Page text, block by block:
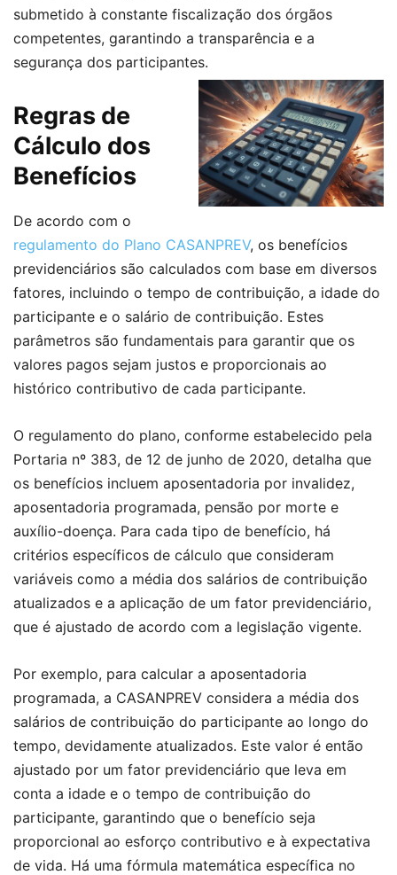
submetido à constante fiscalização dos órgãos
competentes, garantindo a transparência e a
segurança dos participantes.
Regras de
Cálculo dos
Benefícios
De acordo com o
regulamento do Plano CASANPREV, os benefícios
previdenciários são calculados com base em diversos
fatores, incluindo o tempo de contribuição, a idade do
participante e o salário de contribuição. Estes
parâmetros são fundamentais para garantir que os
valores pagos sejam justos e proporcionais ao
histórico contributivo de cada participante.
O regulamento do plano, conforme estabelecido pela
Portaria nº 383, de 12 de junho de 2020, detalha que
os benefícios incluem aposentadoria por invalidez,
aposentadoria programada, pensão por morte e
auxílio-doença. Para cada tipo de benefício, há
critérios específicos de cálculo que consideram
variáveis como a média dos salários de contribuição
atualizados e a aplicação de um fator previdenciário,
que é ajustado de acordo com a legislação vigente.
Por exemplo, para calcular a aposentadoria
programada, a CASANPREV considera a média dos
salários de contribuição do participante ao longo do
tempo, devidamente atualizados. Este valor é então
ajustado por um fator previdenciário que leva em
conta a idade e o tempo de contribuição do
participante, garantindo que o benefício seja
proporcional ao esforço contributivo e à expectativa
de vida. Há uma fórmula matemática específica no